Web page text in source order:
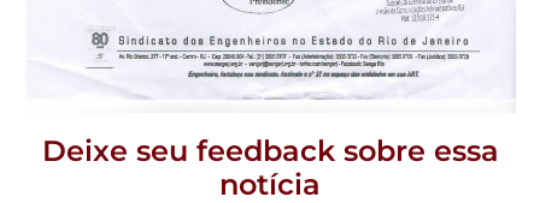
Deixe seu feedback sobre essa
notícia